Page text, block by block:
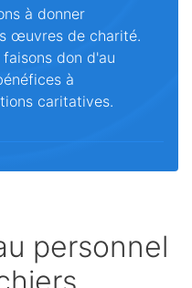
à donner
œuvres de charité.
don d'au
à
caritatives.
personnel